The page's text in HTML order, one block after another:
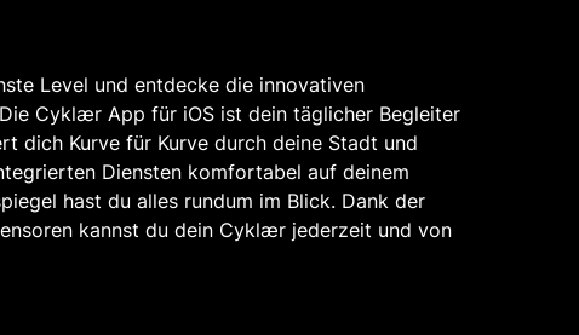
Level und entdecke die innovativen
Cyklær App für iOS ist dein täglicher Begleiter
dich Kurve für Kurve durch deine Stadt und
Diensten komfortabel auf deinem
hast du alles rundum im Blick. Dank der
kannst du dein Cyklær jederzeit und von